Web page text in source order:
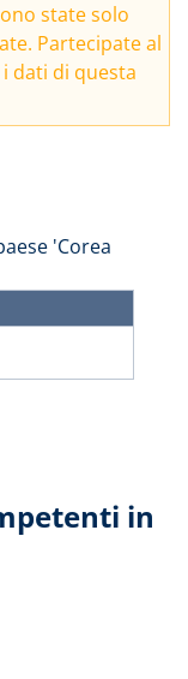
state solo
Partecipate al
dati di questa
'Corea
in